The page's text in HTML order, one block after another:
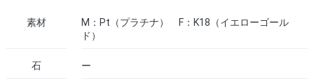
素材
M：Pt（プラチナ） F：K18（イエローゴール
ド）
石 ー